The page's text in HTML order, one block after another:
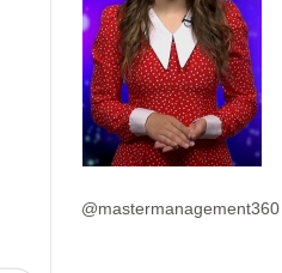
@mastermanagement360